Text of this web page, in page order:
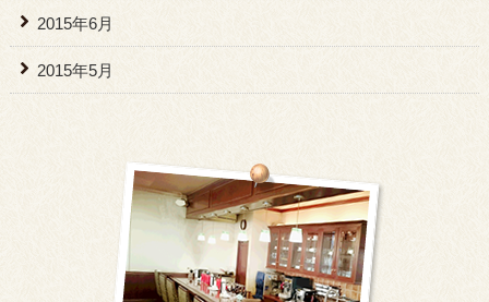
2015年6月
2015年5月